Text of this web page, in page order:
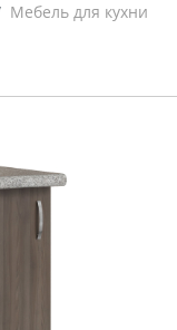
Мебель для кухни